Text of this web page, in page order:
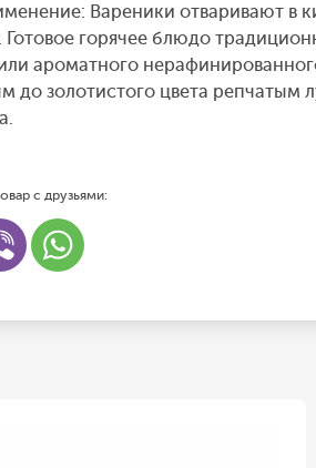
Вареники отваривают в
Готовое горячее блюдо
ароматного
до золотистого цвета репчатым
с друзьями: